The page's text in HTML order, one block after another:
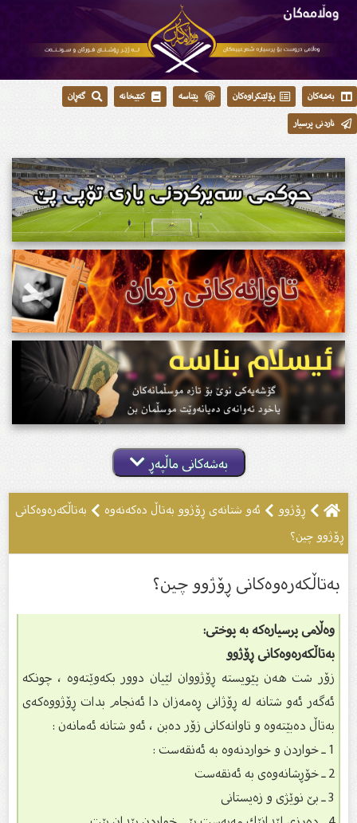
بەشەکان پۆلێنکراوەکان پێناسە کتێبخانە
گەڕان
ناردنی پرسیار
بەشەکانی ماڵپەڕ
ڕۆژوو ئەو شتانەى ڕۆژوو بەتاڵ دەکەنەوە
بەتاڵكەرەوەكانی
ڕۆژوو چین؟
بەتاڵكەرەوەكانی ڕۆژوو چین؟
وەڵامی پرسیارەکە بە پوختی:
بەتاڵكەرەوەكانی ڕۆژوو
زۆر شت هه‌ن پێویسته‌ ڕۆژووان لێیان دوور بكه‌وێته‌وه‌ ، چونكه‌
ئه‌گه‌ر ئه‌و شتانه‌ له‌ ڕۆژانى ڕه‌مه‌زان دا ئه‌نجام بدات ڕۆژووه‌كه‌ى
به‌تاڵ ده‌بێته‌وه‌ و تاوانه‌كانى زۆر ده‌بن ، ئه‌و شتانه‌ ئه‌مانه‌ن :